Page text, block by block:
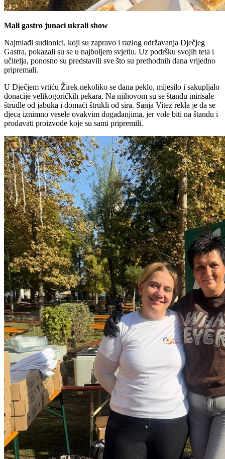
Mali gastro junaci ukrali show
Najmlađi sudionici, koji su zapravo i razlog održavanja Dječjeg
Gastra, pokazali su se u najboljem svjetlu. Uz podršku svojih teta i
učitelja, ponosno su predstavili sve što su prethodnih dana vrijedno
pripremali.
U Dječjem vrtiću Žirek nekoliko se dana peklo, mijesilo i sakupljalo
donacije velikogoričkih pekara. Na njihovom su se štandu mirisale
štrudle od jabuka i domaći štrukli od sira. Sanja Vitez rekla je da se
djeca iznimno vesele ovakvim događanjima, jer vole biti na štandu i
prodavati proizvode koje su sami pripremili.